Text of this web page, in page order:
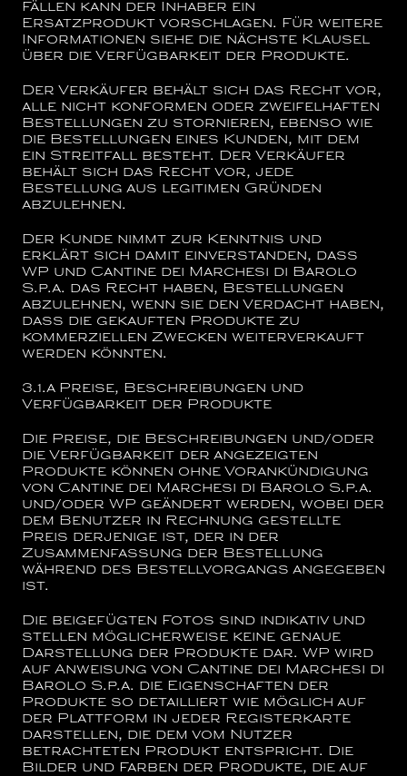
Fällen kann der Inhaber ein
Ersatzprodukt vorschlagen. Für weitere
Informationen siehe die nächste Klausel
über die Verfügbarkeit der Produkte.
Der Verkäufer behält sich das Recht vor,
alle nicht konformen oder zweifelhaften
Bestellungen zu stornieren, ebenso wie
die Bestellungen eines Kunden, mit dem
ein Streitfall besteht. Der Verkäufer
behält sich das Recht vor, jede
Bestellung aus legitimen Gründen
abzulehnen.
Der Kunde nimmt zur Kenntnis und
erklärt sich damit einverstanden, dass
WP und Cantine dei Marchesi di Barolo
S.p.a. das Recht haben, Bestellungen
abzulehnen, wenn sie den Verdacht haben,
dass die gekauften Produkte zu
kommerziellen Zwecken weiterverkauft
werden könnten.
3.1.a Preise, Beschreibungen und
Verfügbarkeit der Produkte
Die Preise, die Beschreibungen und/oder
die Verfügbarkeit der angezeigten
Produkte können ohne Vorankündigung
von Cantine dei Marchesi di Barolo S.p.a.
und/oder WP geändert werden, wobei der
dem Benutzer in Rechnung gestellte
Preis derjenige ist, der in der
Zusammenfassung der Bestellung
während des Bestellvorgangs angegeben
ist.
Die beigefügten Fotos sind indikativ und
stellen möglicherweise keine genaue
Darstellung der Produkte dar. WP wird
auf Anweisung von Cantine dei Marchesi di
Barolo S.p.a. die Eigenschaften der
Produkte so detailliert wie möglich auf
der Plattform in jeder Registerkarte
darstellen, die dem vom Nutzer
betrachteten Produkt entspricht. Die
Bilder und Farben der Produkte, die auf